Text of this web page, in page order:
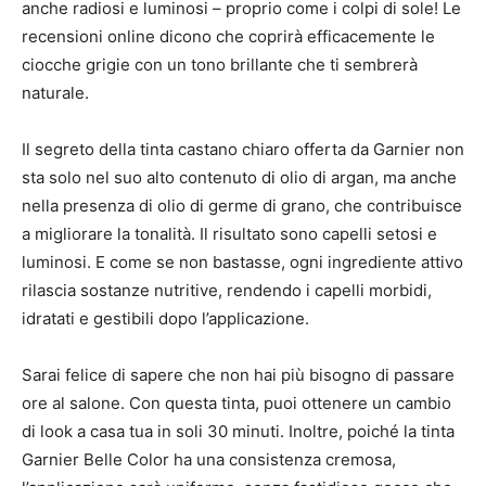
anche radiosi e luminosi – proprio come i colpi di sole! Le
recensioni online dicono che coprirà efficacemente le
ciocche grigie con un tono brillante che ti sembrerà
naturale.
Il segreto della tinta castano chiaro offerta da Garnier non
sta solo nel suo alto contenuto di olio di argan, ma anche
nella presenza di olio di germe di grano, che contribuisce
a migliorare la tonalità. Il risultato sono capelli setosi e
luminosi. E come se non bastasse, ogni ingrediente attivo
rilascia sostanze nutritive, rendendo i capelli morbidi,
idratati e gestibili dopo l’applicazione.
Sarai felice di sapere che non hai più bisogno di passare
ore al salone. Con questa tinta, puoi ottenere un cambio
di look a casa tua in soli 30 minuti. Inoltre, poiché la tinta
Garnier Belle Color ha una consistenza cremosa,